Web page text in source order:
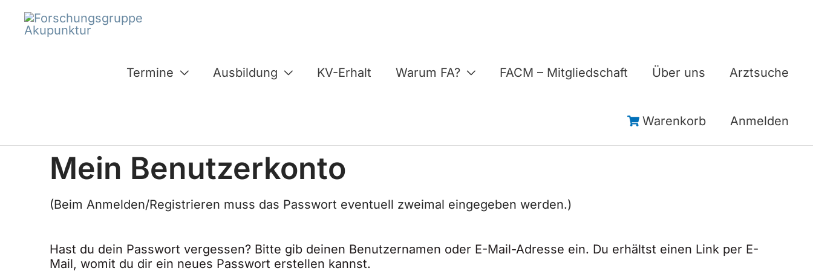
springen
Inhalt
springen
Termine Ausbildung KV-Erhalt Warum FA? FACM – Mitgliedschaft Über uns Arztsuche
Warenkorb Anmelden
Mein Benutzerkonto
(Beim Anmelden/Registrieren muss das Passwort eventuell zweimal eingegeben werden.)
Hast du dein Passwort vergessen? Bitte gib deinen Benutzernamen oder E-Mail-Adresse ein. Du erhältst einen Link per E-
Mail, womit du dir ein neues Passwort erstellen kannst.
Erforderlich